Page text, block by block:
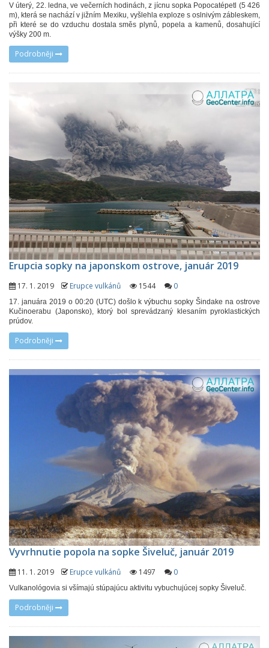
V úterý, 22. ledna, ve večerních hodinách, z jícnu sopka Popocatépetl (5 426
m), která se nachází v jižním Mexiku, vyšlehla exploze s oslnivým zábleskem,
při které se do vzduchu dostala směs plynů, popela a kamenů, dosahující
výšky 200 m.
Podrobněji
Erupcia sopky na japonskom ostrove, január 2019
17. 1. 2019 Erupce vulkánů 1544 0
17. januára 2019 o 00:20 (UTC) došlo k výbuchu sopky Šindake na ostrove
Kučinoerabu (Japonsko), ktorý bol sprevádzaný klesaním pyroklastických
prúdov.
Podrobněji
Vyvrhnutie popola na sopke Šiveluč, január 2019
11. 1. 2019 Erupce vulkánů 1497 0
Vulkanológovia si všímajú stúpajúcu aktivitu vybuchujúcej sopky Šiveluč.
Podrobněji